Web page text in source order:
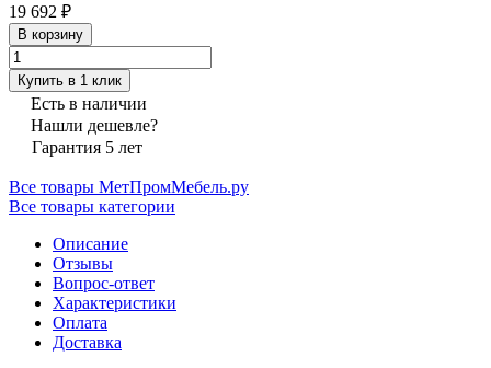
19 692 ₽
В корзину
Купить в 1 клик
Есть в наличии
Нашли дешевле?
Гарантия 5 лет
Все товары МетПромМебель.ру
Все товары категории
Описание
Отзывы
Вопрос-ответ
Характеристики
Оплата
Доставка